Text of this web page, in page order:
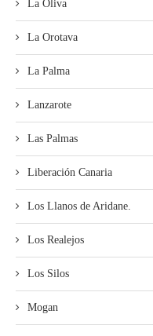
La Oliva
La Orotava
La Palma
Lanzarote
Las Palmas
Liberación Canaria
Los Llanos de Aridane.
Los Realejos
Los Silos
Mogan